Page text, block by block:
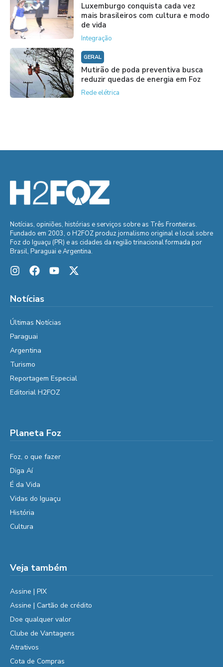
Luxemburgo conquista cada vez
mais brasileiros com cultura e modo
de vida
Integração
GERAL
Mutirão de poda preventiva busca
reduzir quedas de energia em Foz
Rede elétrica
Notícias, opiniões, histórias e serviços sobre as Três Fronteiras.
Fundado em 2003, o H2FOZ produz jornalismo original e local sobre
Foz do Iguaçu (PR) e as cidades da região trinacional formada por
Brasil, Paraguai e Argentina.
Notícias
Últimas Notícias
Paraguai
Argentina
Turismo
Reportagem Especial
Editorial H2FOZ
Planeta Foz
Foz, o que fazer
Diga Aí
É da Vida
Vidas do Iguaçu
História
Cultura
Veja também
Assine | PIX
Assine | Cartão de crédito
Doe qualquer valor
Clube de Vantagens
Atrativos
Cota de Compras